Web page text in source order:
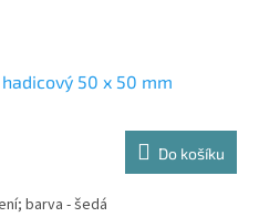
50 x 50 mm
Do košíku
barva - šedá